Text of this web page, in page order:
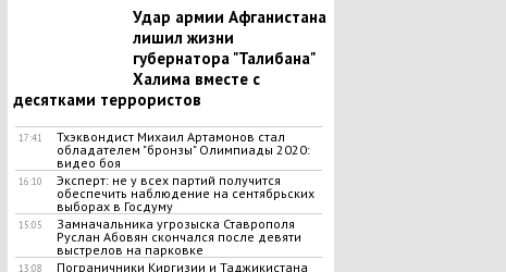
Удар армии Афганистана
лишил жизни
губернатора "Талибана"
Халима вместе с
десятками террористов
17:41
Тхэквондист Михаил Артамонов стал
обладателем "бронзы" Олимпиады 2020:
видео боя
16:10
Эксперт: не у всех партий получится
обеспечить наблюдение на сентябрьских
выборах в Госдуму
15:05
Замначальника угрозыска Ставрополя
Руслан Абовян скончался после девяти
выстрелов на парковке
13:08
Пограничники Киргизии и Таджикистана